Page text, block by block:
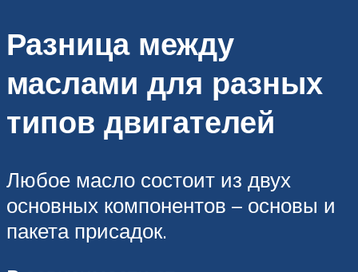
Разница между
маслами для разных
типов двигателей
Любое масло состоит из двух
основных компонентов – основы и
пакета присадок.